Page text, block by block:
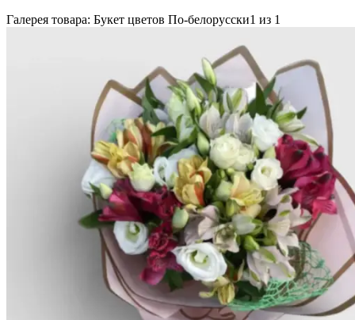
Галерея товара: Букет цветов По-белорусски1 из 1